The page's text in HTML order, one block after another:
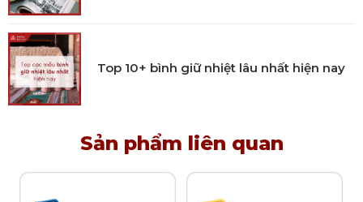
Top 10+ bình giữ nhiệt lâu nhất hiện nay
Sản phẩm liên quan